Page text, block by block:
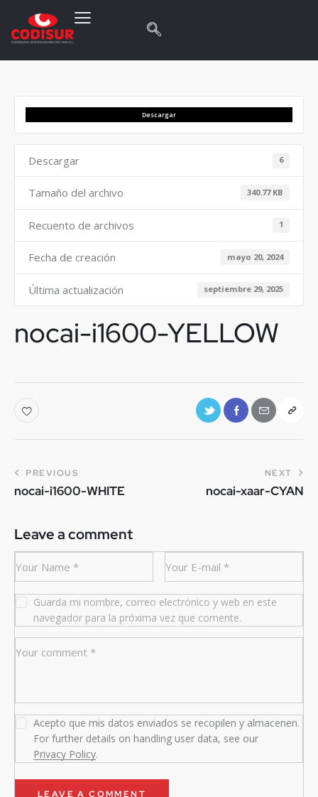
Descargar
Descargar 6
Tamaño del archivo 340.77 KB
Recuento de archivos 1
Fecha de creación mayo 20, 2024
Última actualización septiembre 29, 2025
nocai-i1600-YELLOW
PREVIOUS
nocai-i1600-WHITE
NEXT
nocai-xaar-CYAN
Leave a comment
Guarda mi nombre, correo electrónico y web en este
navegador para la próxima vez que comente.
Acepto que mis datos enviados se recopilen y almacenen.
For further details on handling user data, see our
Privacy Policy.